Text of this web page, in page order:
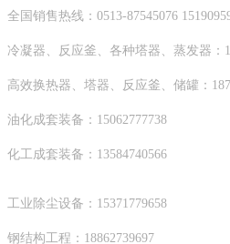
全国销售热线：0513-87545076
冷凝器、反应釜、各种塔器、蒸发器：
高效换热器、塔器、反应釜、储罐：
油化成套装备：15062777738
化工成套装备：13584740566
工业除尘设备：15371779658
钢结构工程：18862739697